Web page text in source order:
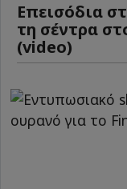
Επεισόδια
τη σέντρα
(video)